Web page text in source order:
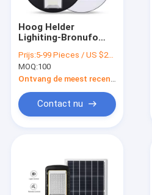
Hoog Helder
Lighiting-Bronufo
250W voor
Tuinverlichting
Prijs:5-99 Pieces / US $27.5 | 100-999 Pieces / US $26.5 | 1,000+ Pieces / US $25.5
MOQ:100
Contact nu